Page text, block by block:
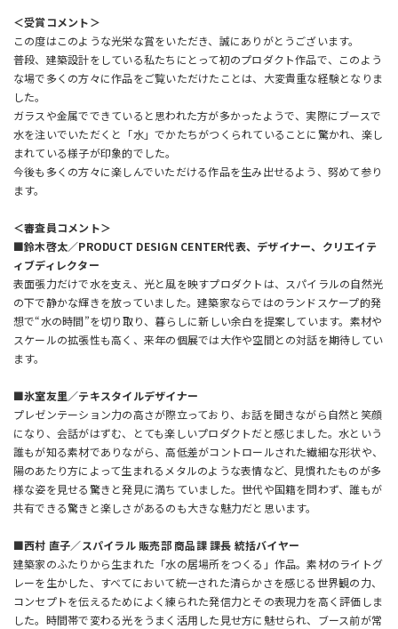
＜受賞コメント＞
この度はこのような光栄な賞をいただき、誠にありがとうございます。
普段、建築設計をしている私たちにとって初のプロダクト作品で、このよう
な場で多くの方々に作品をご覧いただけたことは、大変貴重な経験となりま
した。
ガラスや金属でできていると思われた方が多かったようで、実際にブースで
水を注いでいただくと「水」でかたちがつくられていることに驚かれ、楽し
まれている様子が印象的でした。
今後も多くの方々に楽しんでいただける作品を生み出せるよう、努めて参り
ます。
＜審査員コメント＞
■鈴木啓太／PRODUCT DESIGN CENTER代表、デザイナー、クリエイテ
ィブディレクター
表面張力だけで水を支え、光と風を映すプロダクトは、スパイラルの自然光
の下で静かな輝きを放っていました。建築家ならではのランドスケープ的発
想で“水の時間”を切り取り、暮らしに新しい余白を提案しています。素材や
スケールの拡張性も高く、来年の個展では大作や空間との対話を期待してい
ます。
■氷室友里／テキスタイルデザイナー
プレゼンテーション力の高さが際立っており、お話を聞きながら自然と笑顔
になり、会話がはずむ、とても楽しいプロダクトだと感じました。水という
誰もが知る素材でありながら、高低差がコントロールされた繊細な形状や、
陽のあたり方によって生まれるメタルのような表情など、見慣れたものが多
様な姿を見せる驚きと発見に満ちていました。世代や国籍を問わず、誰もが
共有できる驚きと楽しさがあるのも大きな魅力だと思います。
■西村 直子／スパイラル 販売部 商品課 課長 統括バイヤー
建築家のふたりから生まれた「水の居場所をつくる」作品。素材のライトグ
レーを生かした、すべてにおいて統一された清らかさを感じる世界観の力、
コンセプトを伝えるためによく練られた発信力とその表現力を高く評価しま
した。時間帯で変わる光をうまく活用した見せ方に魅せられ、ブース前が常